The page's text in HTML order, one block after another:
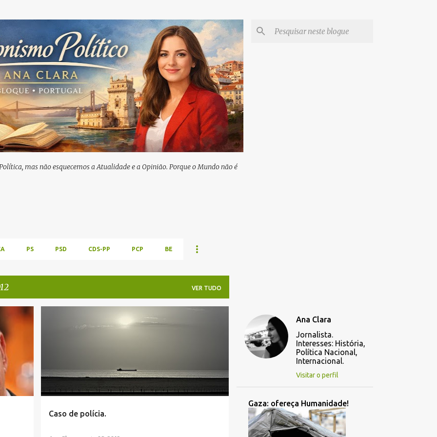
mas não esquecemos a Atualidade e a Opinião. Porque o Mundo não é
PS PSD CDS-PP PCP BE
VER TUDO
Caso de polícia.
Ana Clara
Jornalista.
Interesses: História,
Política Nacional,
Internacional.
Visitar o perfil
Gaza: ofereça Humanidade!